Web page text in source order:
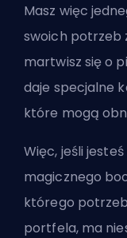
Masz więc
swoich potrzeb
martwisz się o
daje specjalne
które mogą
Więc, jeśli
magicznego
którego
portfela, ma